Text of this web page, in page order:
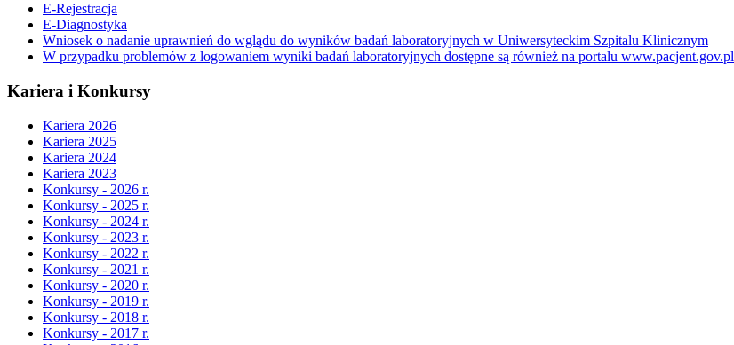
E-Rejestracja
E-Diagnostyka
Wniosek o nadanie uprawnień do wglądu do wyników badań laboratoryjnych w Uniwersyteckim Szpitalu Klinicznym
W przypadku problemów z logowaniem wyniki badań laboratoryjnych dostępne są również na portalu www.pacjent.gov.pl
Kariera i Konkursy
Kariera 2026
Kariera 2025
Kariera 2024
Kariera 2023
Konkursy - 2026 r.
Konkursy - 2025 r.
Konkursy - 2024 r.
Konkursy - 2023 r.
Konkursy - 2022 r.
Konkursy - 2021 r.
Konkursy - 2020 r.
Konkursy - 2019 r.
Konkursy - 2018 r.
Konkursy - 2017 r.